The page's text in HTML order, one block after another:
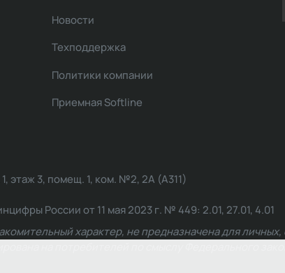
Новости
Техподдержка
Политики компании
Приемная Softline
этаж 3, помещ. 1, ком. №2, 2А (А311)
России от 11 мая 2023 г. № 449: 2.01, 27.01, 4.01
характер, не предназначена для